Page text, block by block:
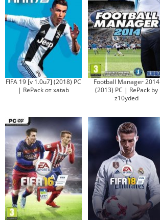
FIFA 19 [v 1.0u7] (2018) PC
| RePack от xatab
Football Manager 2014
(2013) PC | RePack by
z10yded